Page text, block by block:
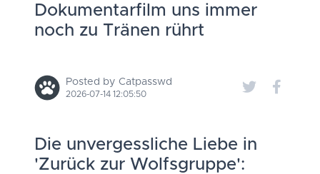
Dokumentarfilm uns immer
noch zu Tränen rührt
Posted by Catpasswd
2026-07-14 12:05:50
Die unvergessliche Liebe in
'Zurück zur Wolfsgruppe':